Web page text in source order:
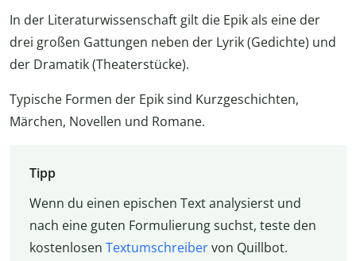
In der Literaturwissenschaft gilt die Epik als eine der
drei großen Gattungen neben der Lyrik (Gedichte) und
der Dramatik (Theaterstücke).
Typische Formen der Epik sind Kurzgeschichten,
Märchen, Novellen und Romane.
Tipp
Wenn du einen epischen Text analysierst und
nach eine guten Formulierung suchst, teste den
kostenlosen Textumschreibervon Quillbot.